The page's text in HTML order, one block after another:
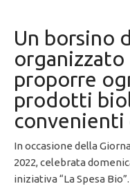
Un borsino
organizzato
proporre
prodotti
convenienti
In occasione della
2022, celebrata
iniziativa “La Spesa